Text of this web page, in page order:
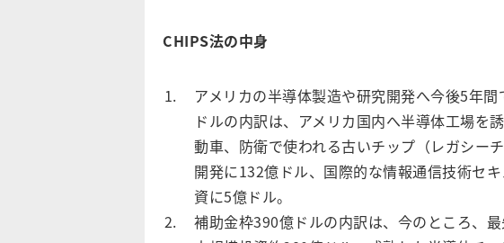
CHIPS法の中身
アメリカの半導体製造や研究開発へ今後5年
ドルの内訳は、アメリカ国内へ半導体工場を
動車、防衛で使われる古いチップ（レガシー
開発に132億ドル、国際的な情報通信技術セ
資に5億ドル。
補助金枠390億ドルの内訳は、今のところ、